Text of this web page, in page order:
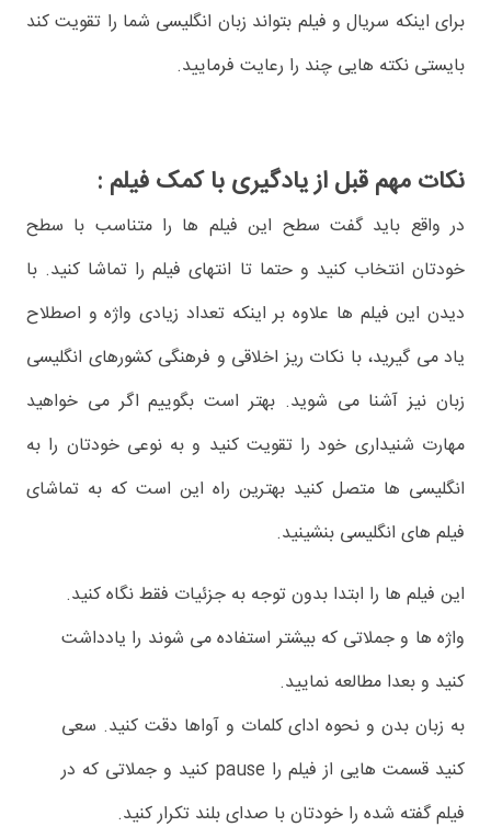
برای اینکه سریال و فیلم بتواند زبان انگلیسی شما را تقویت کند
بایستی نکته هایی چند را رعایت فرمایید.
نکات مهم قبل از یادگیری با کمک فیلم :
در واقع باید گفت سطح این فیلم ها را متناسب با سطح
خودتان انتخاب کنید و حتما تا انتهای فیلم را تماشا کنید. با
دیدن این فیلم ها علاوه بر اینکه تعداد زیادی واژه و اصطلاح
یاد می گیرید، با نکات ریز اخلاقی و فرهنگی کشورهای انگلیسی
زبان نیز آشنا می شوید. بهتر است بگوییم اگر می خواهید
مهارت شنیداری خود را تقویت کنید و به نوعی خودتان را به
انگلیسی ها متصل کنید بهترین راه این است که به تماشای
فیلم های انگلیسی بنشینید.
این فیلم ها را ابتدا بدون توجه به جزئیات فقط نگاه کنید.
واژه ها و جملاتی که بیشتر استفاده می شوند را یادداشت
کنید و بعدا مطالعه نمایید.
به زبان بدن و نحوه ادای کلمات و آواها دقت کنید. سعی
کنید قسمت هایی از فیلم را pause کنید و جملاتی که در
فیلم گفته شده را خودتان با صدای بلند تکرار کنید.